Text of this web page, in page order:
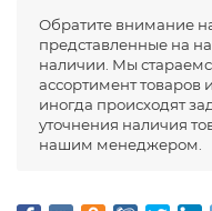
Обратите внимание на
представленные на
наличии. Мы
ассортимент товаров
иногда происходят
уточнения наличия
нашим менеджером.